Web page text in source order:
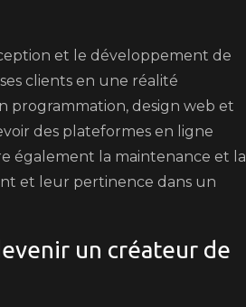
et le développement de
clients en une réalité
programmation, design web et
des plateformes en ligne
également la maintenance et la
et leur pertinence dans un
un créateur de